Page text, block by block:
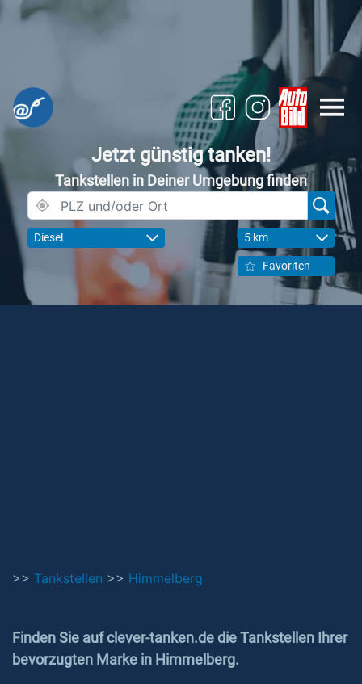
Jetzt günstig tanken!
Tankstellen in Deiner Umgebung finden
Diesel 5 km
Favoriten
>> Tankstellen >> Himmelberg
Finden Sie auf clever-tanken.de die Tankstellen Ihrer
bevorzugten Marke in Himmelberg.